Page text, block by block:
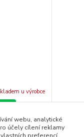
u výrobce
webu, analytické
účely cílení reklamy